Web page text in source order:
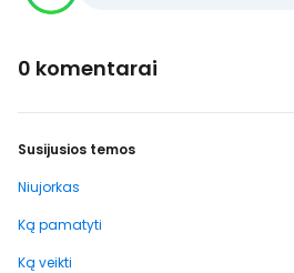
0 komentarai
Susijusios temos
Niujorkas
Ką pamatyti
Ką veikti